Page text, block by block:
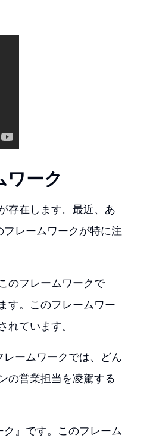
ワーク
存在します。最近、あ
レームワークが特に注
のフレームワークで
す。このフレームワー
ています。
ームワークでは、どん
の営業担当を凌駕する
』です。このフレーム